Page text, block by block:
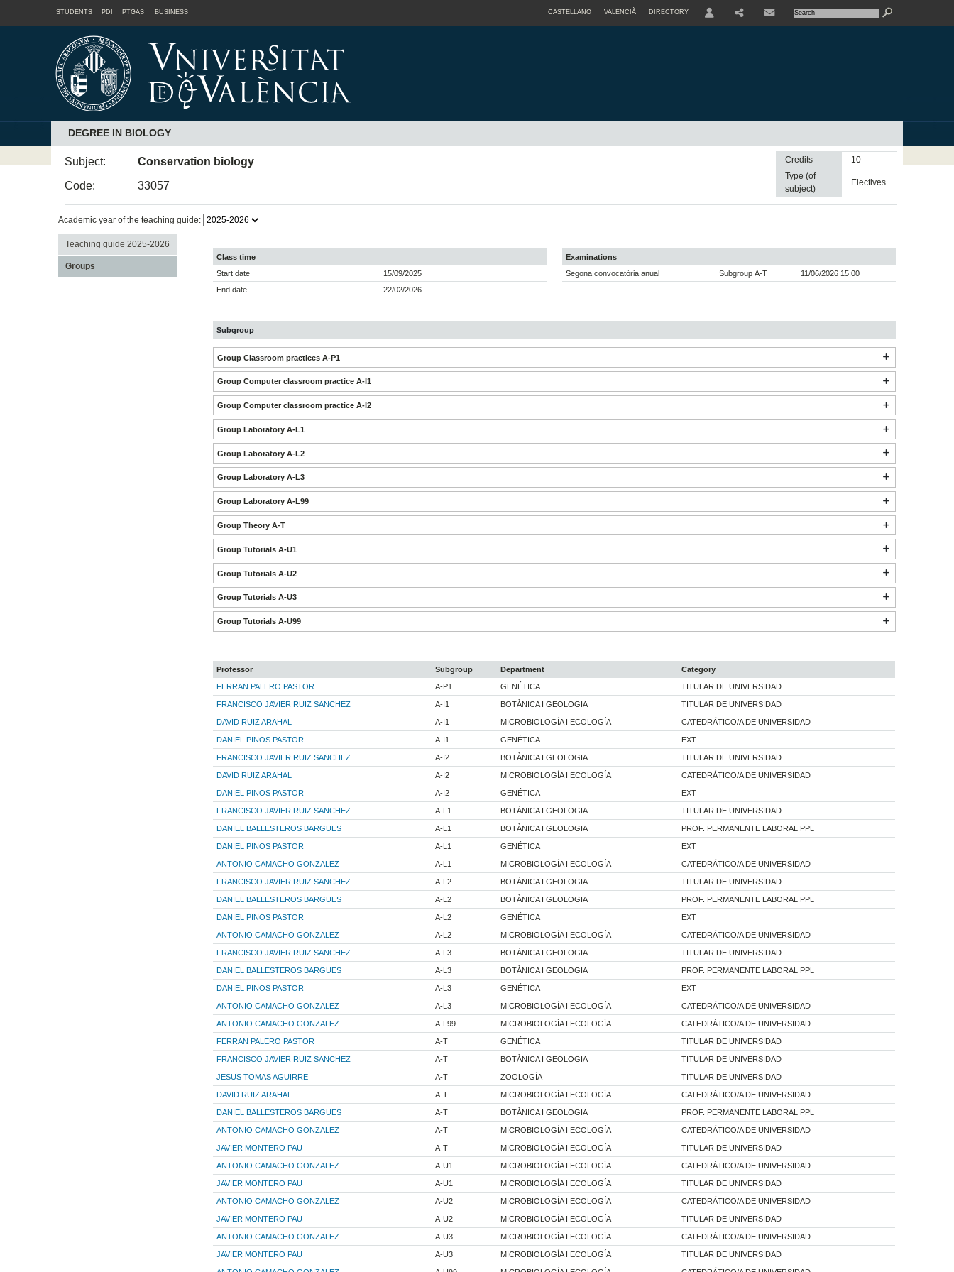
STUDENTS PDI PTGAS BUSINESS CASTELLANO VALENCIÀ DIRECTORY
DEGREE IN BIOLOGY
Subject:
Conservation biology
Code:
33057
Credits
10
Type (of
subject)
electives
Academic year of the teaching guide:
Teaching guide 2025-2026
Groups
Class time
Start date
15/09/2025
End date
22/02/2026
Examinations
Segona convocatòria anual
Subgroup A-T 11/06/2026 15:00
Subgroup
Group Classroom practices A-P1
Group Computer classroom practice A-I1
Group Computer classroom practice A-I2
Group Laboratory A-L1
Group Laboratory A-L2
Group Laboratory A-L3
Group Laboratory A-L99
Group Theory A-T
Group Tutorials A-U1
Group Tutorials A-U2
Group Tutorials A-U3
Group Tutorials A-U99
Professor Subgroup Department
Category
FERRAN PALERO PASTOR
A-P1 GENÉTICA TITULAR DE UNIVERSIDAD
FRANCISCO JAVIER RUIZ SANCHEZ A-I1 BOTÀNICA I GEOLOGIA TITULAR DE UNIVERSIDAD
DAVID RUIZ ARAHAL A-I1 MICROBIOLOGÍA I ECOLOGÍA CATEDRÁTICO/A DE UNIVERSIDAD
DANIEL PINOS PASTOR A-I1 GENÉTICA EXT
FRANCISCO JAVIER RUIZ SANCHEZ A-I2 BOTÀNICA I GEOLOGIA TITULAR DE UNIVERSIDAD
DAVID RUIZ ARAHAL A-I2 MICROBIOLOGÍA I ECOLOGÍA CATEDRÁTICO/A DE UNIVERSIDAD
DANIEL PINOS PASTOR A-I2 GENÉTICA EXT
FRANCISCO JAVIER RUIZ SANCHEZ A-L1 BOTÀNICA I GEOLOGIA TITULAR DE UNIVERSIDAD
DANIEL BALLESTEROS BARGUES A-L1 BOTÀNICA I GEOLOGIA PROF. PERMANENTE LABORAL PPL
DANIEL PINOS PASTOR A-L1 GENÉTICA EXT
ANTONIO CAMACHO GONZALEZ A-L1 MICROBIOLOGÍA I ECOLOGÍA CATEDRÁTICO/A DE UNIVERSIDAD
FRANCISCO JAVIER RUIZ SANCHEZ A-L2 BOTÀNICA I GEOLOGIA TITULAR DE UNIVERSIDAD
DANIEL BALLESTEROS BARGUES A-L2 BOTÀNICA I GEOLOGIA PROF. PERMANENTE LABORAL PPL
DANIEL PINOS PASTOR A-L2 GENÉTICA EXT
ANTONIO CAMACHO GONZALEZ A-L2 MICROBIOLOGÍA I ECOLOGÍA CATEDRÁTICO/A DE UNIVERSIDAD
FRANCISCO JAVIER RUIZ SANCHEZ A-L3 BOTÀNICA I GEOLOGIA TITULAR DE UNIVERSIDAD
DANIEL BALLESTEROS BARGUES A-L3 BOTÀNICA I GEOLOGIA PROF. PERMANENTE LABORAL PPL
DANIEL PINOS PASTOR A-L3 GENÉTICA EXT
ANTONIO CAMACHO GONZALEZ A-L3 MICROBIOLOGÍA I ECOLOGÍA CATEDRÁTICO/A DE UNIVERSIDAD
ANTONIO CAMACHO GONZALEZ A-L99 MICROBIOLOGÍA I ECOLOGÍA CATEDRÁTICO/A DE UNIVERSIDAD
FERRAN PALERO PASTOR A-T GENÉTICA TITULAR DE UNIVERSIDAD
FRANCISCO JAVIER RUIZ SANCHEZ A-T BOTÀNICA I GEOLOGIA TITULAR DE UNIVERSIDAD
JESUS TOMAS AGUIRRE A-T ZOOLOGÍA TITULAR DE UNIVERSIDAD
DAVID RUIZ ARAHAL A-T MICROBIOLOGÍA I ECOLOGÍA CATEDRÁTICO/A DE UNIVERSIDAD
DANIEL BALLESTEROS BARGUES A-T BOTÀNICA I GEOLOGIA PROF. PERMANENTE LABORAL PPL
ANTONIO CAMACHO GONZALEZ A-T MICROBIOLOGÍA I ECOLOGÍA CATEDRÁTICO/A DE UNIVERSIDAD
JAVIER MONTERO PAU A-T MICROBIOLOGÍA I ECOLOGÍA TITULAR DE UNIVERSIDAD
ANTONIO CAMACHO GONZALEZ A-U1 MICROBIOLOGÍA I ECOLOGÍA CATEDRÁTICO/A DE UNIVERSIDAD
JAVIER MONTERO PAU A-U1 MICROBIOLOGÍA I ECOLOGÍA TITULAR DE UNIVERSIDAD
ANTONIO CAMACHO GONZALEZ A-U2 MICROBIOLOGÍA I ECOLOGÍA CATEDRÁTICO/A DE UNIVERSIDAD
JAVIER MONTERO PAU A-U2 MICROBIOLOGÍA I ECOLOGÍA TITULAR DE UNIVERSIDAD
ANTONIO CAMACHO GONZALEZ A-U3 MICROBIOLOGÍA I ECOLOGÍA CATEDRÁTICO/A DE UNIVERSIDAD
JAVIER MONTERO PAU A-U3 MICROBIOLOGÍA I ECOLOGÍA TITULAR DE UNIVERSIDAD